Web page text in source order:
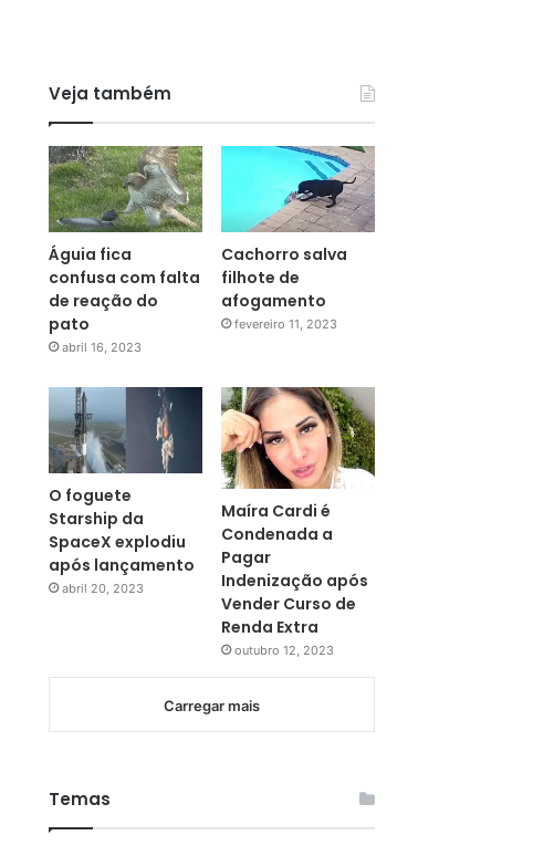
Veja também
Águia fica
confusa com falta
de reação do
pato
abril 16, 2023
Cachorro salva
filhote de
afogamento
fevereiro 11, 2023
O foguete
Starship da
SpaceX explodiu
após lançamento
abril 20, 2023
Maíra Cardi é
Condenada a
Pagar
Indenização após
Vender Curso de
Renda Extra
outubro 12, 2023
Carregar mais
Temas